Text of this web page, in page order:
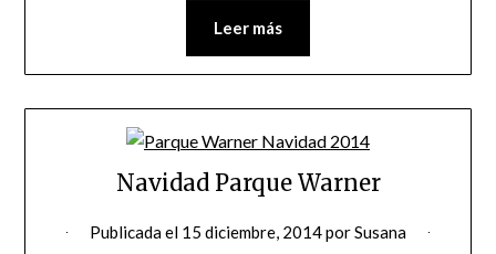
Leer más
Navidad Parque Warner
Publicada el 15 diciembre, 2014porSusana